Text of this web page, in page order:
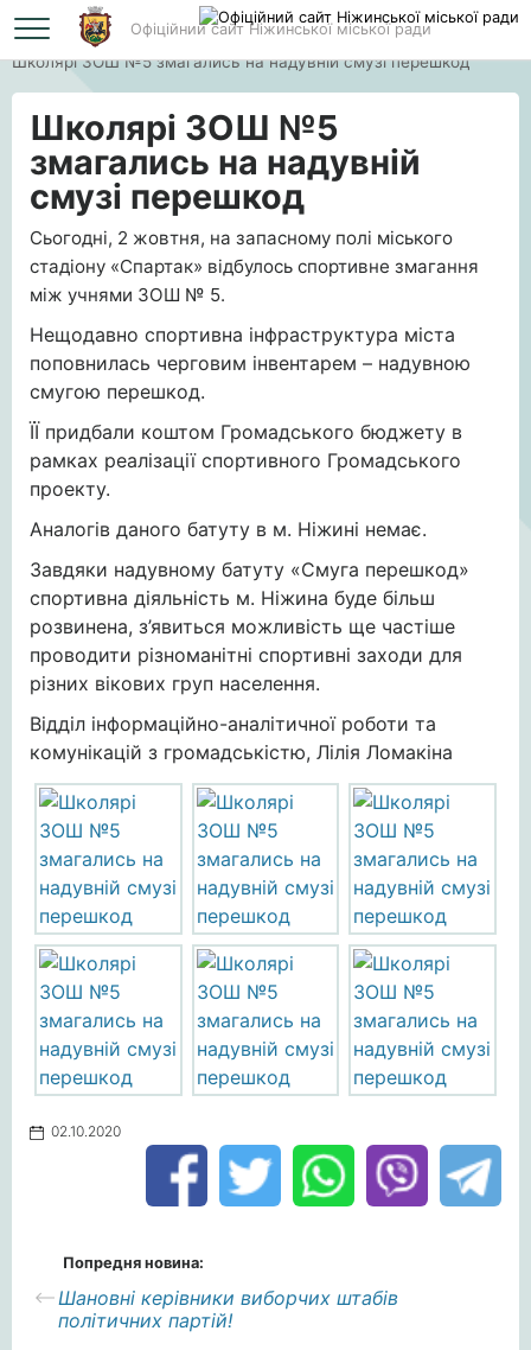
Офіційний сайт Ніжинської міської ради
Головна
Школярі ЗОШ №5 змагались на надувній смузі перешкод
Школярі ЗОШ №5
змагались на надувній
смузі перешкод
Сьогодні, 2 жовтня, на запасному полі міського
стадіону «Спартак» відбулось спортивне змагання
між учнями ЗОШ № 5.
Нещодавно спортивна інфраструктура міста
поповнилась черговим інвентарем – надувною
смугою перешкод.
ЇЇ придбали коштом Громадського бюджету в
рамках реалізації спортивного Громадського
проекту.
Аналогів даного батуту в м. Ніжині немає.
Завдяки надувному батуту «Смуга перешкод»
спортивна діяльність м. Ніжина буде більш
розвинена, з’явиться можливість ще частіше
проводити різноманітні спортивні заходи для
різних вікових груп населення.
Відділ інформаційно-аналітичної роботи та
комунікацій з громадськістю, Лілія Ломакіна
02.10.2020
Попредня новина:
Шановні керівники виборчих штабів
політичних партій!